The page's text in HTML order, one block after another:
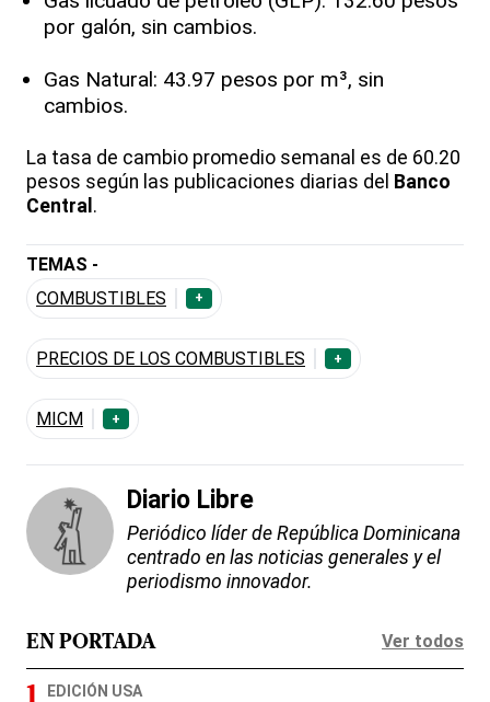
por galón, sin cambios.
Gas Natural: 43.97 pesos por m³, sin
cambios.
La tasa de cambio promedio semanal es de 60.20
pesos según las publicaciones diarias del Banco
Central .
TEMAS -
COMBUSTIBLES
+
PRECIOS DE LOS COMBUSTIBLES +
MICM +
Diario Libre
Periódico líder de República Dominicana
centrado en las noticias generales y el
periodismo innovador.
EN PORTADA Ver todos
EDICIÓN USA